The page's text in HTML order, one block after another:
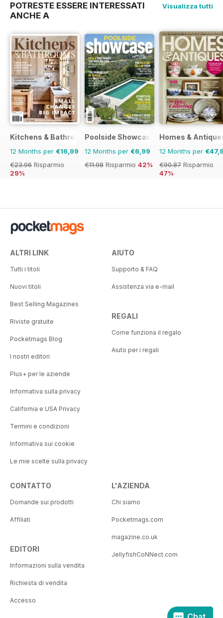
POTRESTE ESSERE INTERESSATI
ANCHE A
Visualizza tutti
Kitchens & Bathrooms Quarterly
12 Months per €16,99
€23.96 Risparmio
29%
Poolside Showcase
12 Months per €6,99
€11.98 Risparmio 42%
Homes &
12 Months per
€90.87 Risparmio
47%
ALTRI LINK
Tutti i titoli
Nuovi titoli
Best Selling Magazines
Riviste gratuite
Pocketmags Blog
I nostri editori
Plus+ per le aziende
Informativa sulla privacy
California e USA Privacy
Termini e condizioni
Informativa sui cookie
Le mie scelte sulla privacy
AIUTO
Supporto & FAQ
Assistenza via e-mail
REGALI
Come funziona il regalo
Aiuto per i regali
CONTATTO
Domande sui prodotti
Affiliati
EDITORI
Informazioni sulla vendita
Richiesta di vendita
Accesso
L'AZIENDA
Chi siamo
Pocketmags.com
magazine.co.uk
JellyfishCoNNect.com